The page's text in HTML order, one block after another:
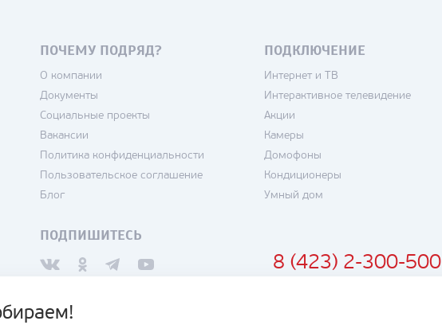
ПОЧЕМУ ПОДРЯД?
О компании
Документы
Социальные проекты
Вакансии
Политика конфиденциальности
Пользовательское соглашение
Блог
ПОДКЛЮЧЕНИЕ
Интернет и ТВ
Интерактивное телевидение
Акции
Камеры
Домофоны
Кондиционеры
Умный дом
ПОДПИШИТЕСЬ
8 (423) 2-300-500